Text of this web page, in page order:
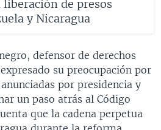
de presos
y Nicaragua
defensor de derechos
su preocupación por
por presidencia y
un paso atrás al Código
que la cadena perpetua